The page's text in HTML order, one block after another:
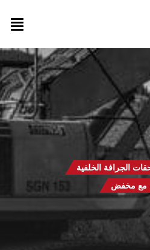
الجرافة الخلفية
مع مخفض